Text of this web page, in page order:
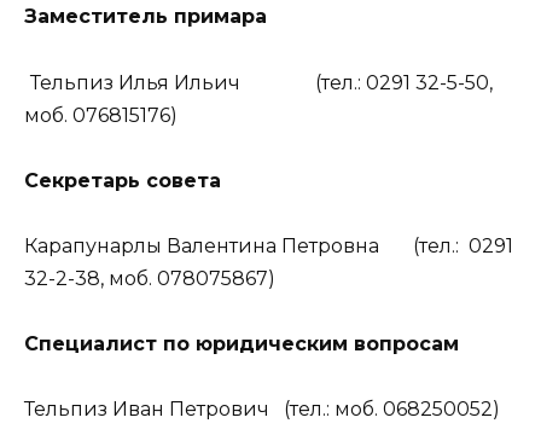
Заместитель примара
Тельпиз Илья Ильич
(тел.: 0291 32-5-50,
моб. 076815176)
Секретарь совета
Карапунарлы Валентина Петровна (тел.: 0291
32-2-38, моб. 078075867)
Специалист по юридическим вопросам
Тельпиз Иван Петрович (тел.: моб. 068250052)